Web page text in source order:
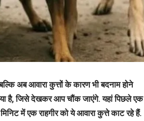
अब आवारा कुत्तों के कारण भी बदनाम होने
है, जिसे देखकर आप चौंक जाएंगे. यहां पिछले एक
में एक राहगीर को ये आवारा कुत्ते काट रहे हैं.